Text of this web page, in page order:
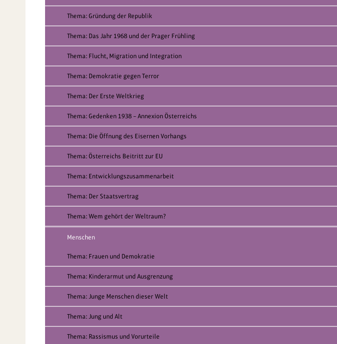
Thema: Gründung der Republik
Thema: Das Jahr 1968 und der Prager Frühling
Thema: Flucht, Migration und Integration
Thema: Demokratie gegen Terror
Thema: Der Erste Weltkrieg
Thema: Gedenken 1938 – Annexion Österreichs
Thema: Die Öffnung des Eisernen Vorhangs
Thema: Österreichs Beitritt zur EU
Thema: Entwicklungszusammenarbeit
Thema: Der Staatsvertrag
Thema: Wem gehört der Weltraum?
Menschen
Thema: Frauen und Demokratie
Thema: Kinderarmut und Ausgrenzung
Thema: Junge Menschen dieser Welt
Thema: Jung und Alt
Thema: Rassismus und Vorurteile